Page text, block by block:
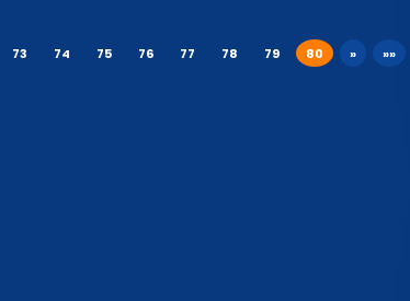
73 74 75 76 77 78 79 80 » »»